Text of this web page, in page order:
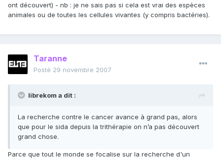
ont découvert) - nb : je ne sais pas si cela est vrai des espèces
animales ou de toutes les cellules vivantes (y compris bactéries).
Taranne
Posté 29 novembre 2007
librekom a dit :
La recherche contre le cancer avance à grand pas, alors
que pour le sida depuis la trithérapie on n’a pas découvert
grand chose.
Parce que tout le monde se focalise sur la recherche d'un